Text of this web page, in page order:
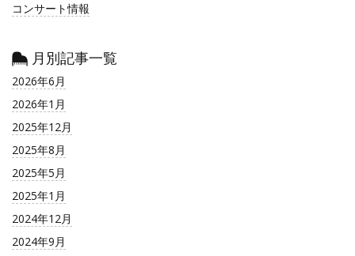
コンサート情報
月別記事一覧
2026年6月
2026年1月
2025年12月
2025年8月
2025年5月
2025年1月
2024年12月
2024年9月